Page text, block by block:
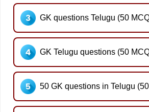
GK questions Telugu (50
GK Telugu questions (50
50 GK questions in Telugu